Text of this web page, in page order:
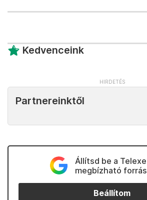
Kedvenceink
Partnereinktől
Állítsd be a
megbízható
Beállítom